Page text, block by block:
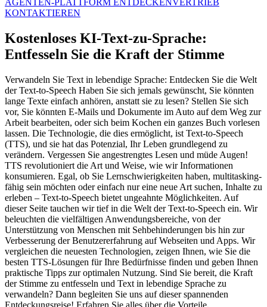
AGENTEN-PLATTFORM ENTDECKEN VERTRIEB
KONTAKTIEREN
Kostenloses KI-Text-zu-Sprache:
Entfesseln Sie die Kraft der Stimme
Verwandeln Sie Text in lebendige Sprache: Entdecken Sie die Welt
der Text-to-Speech Haben Sie sich jemals gewünscht, Sie könnten
lange Texte einfach anhören, anstatt sie zu lesen? Stellen Sie sich
vor, Sie könnten E-Mails und Dokumente im Auto auf dem Weg zur
Arbeit bearbeiten, oder sich beim Kochen ein ganzes Buch vorlesen
lassen. Die Technologie, die dies ermöglicht, ist Text-to-Speech
(TTS), und sie hat das Potenzial, Ihr Leben grundlegend zu
verändern. Vergessen Sie angestrengtes Lesen und müde Augen!
TTS revolutioniert die Art und Weise, wie wir Informationen
konsumieren. Egal, ob Sie Lernschwierigkeiten haben, multitasking-
fähig sein möchten oder einfach nur eine neue Art suchen, Inhalte zu
erleben – Text-to-Speech bietet ungeahnte Möglichkeiten. Auf
dieser Seite tauchen wir tief in die Welt der Text-to-Speech ein. Wir
beleuchten die vielfältigen Anwendungsbereiche, von der
Unterstützung von Menschen mit Sehbehinderungen bis hin zur
Verbesserung der Benutzererfahrung auf Webseiten und Apps. Wir
vergleichen die neuesten Technologien, zeigen Ihnen, wie Sie die
besten TTS-Lösungen für Ihre Bedürfnisse finden und geben Ihnen
praktische Tipps zur optimalen Nutzung. Sind Sie bereit, die Kraft
der Stimme zu entfesseln und Text in lebendige Sprache zu
verwandeln? Dann begleiten Sie uns auf dieser spannenden